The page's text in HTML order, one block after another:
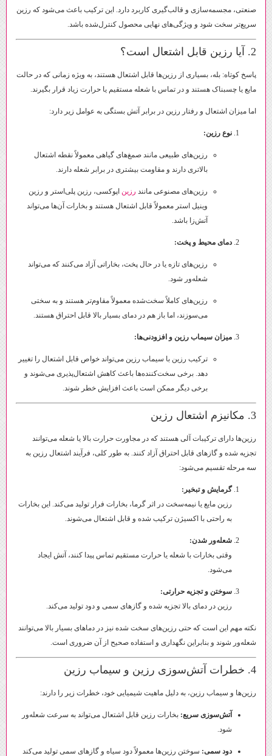
صنعتی، مجسمه‌سازی و قالب‌گیری کاربرد دارد. این ترکیب باعث می‌شود که رزین
سریع‌تر سخت شود و ویژگی‌های نهایی محصول کنترل‌شده باشد.
پاسخ کوتاه: بله، بسیاری از رزین‌ها قابل اشتعال هستند، به ویژه زمانی که در حالت
مایع یا چسبناک هستند و در تماس با شعله مستقیم یا حرارت زیاد قرار بگیرند.
اما میزان اشتعال و رفتار رزین در برابر آتش بستگی به عوامل زیر دارد:
نوع رزین:
رزین‌های طبیعی مانند صمغ‌های گیاهی معمولاً نقطه اشتعال
بالاتری دارند و مقاومت بیشتری در برابر شعله دارند.
رزین‌های مصنوعی مانندرزیناپوکسی، رزین پلی‌استر و رزین
وینیل استر معمولاً قابل اشتعال هستند و بخارات آن‌ها می‌تواند
آتش‌زا باشد.
دمای محیط و پخت:
رزین‌های تازه یا در حال پخت، بخاراتی آزاد می‌کنند که می‌تواند
شعله‌ور شود.
رزین‌های کاملاً سخت‌شده معمولاً مقاوم‌تر هستند و به سختی
می‌سوزند، اما باز هم در دمای بسیار بالا قابل احتراق هستند.
میزان سیماب رزین و افزودنی‌ها:
ترکیب رزین با سیماب رزین می‌تواند خواص قابل اشتعال را تغییر
دهد. برخی سخت‌کننده‌ها باعث کاهش اشتعال‌پذیری می‌شوند و
برخی دیگر ممکن است باعث افزایش خطر شوند.
رزین‌ها دارای ترکیبات آلی هستند که در مجاورت حرارت بالا یا شعله می‌توانند
تجزیه شده و گازهای قابل احتراق آزاد کنند. به طور کلی، فرآیند اشتعال رزین به
سه مرحله تقسیم می‌شود:
گرمایش و تبخیر:
رزین مایع یا نیمه‌سخت در اثر گرما، بخارات فرار تولید می‌کند. این بخارات
به راحتی با اکسیژن ترکیب شده و قابل اشتعال می‌شوند.
شعله‌ور شدن:
وقتی بخارات با شعله یا حرارت مستقیم تماس پیدا کنند، آتش ایجاد
می‌شود.
سوختن و تجزیه حرارتی:
رزین در دمای بالا تجزیه شده و گازهای سمی و دود تولید می‌کند.
نکته مهم این است که حتی رزین‌های سخت شده نیز در دماهای بسیار بالا می‌توانند
شعله‌ور شوند و بنابراین نگهداری و استفاده صحیح از آن ضروری است.
رزین‌ها و سیماب رزین، به دلیل ماهیت شیمیایی خود، خطرات زیر را دارند:
آتش‌سوزی سریع: بخارات رزین قابل اشتعال می‌تواند به سرعت شعله‌ور
شود.
دود سمی:سوختن رزین‌ها معمولاً دود سیاه و گازهای سمی تولید می‌کند